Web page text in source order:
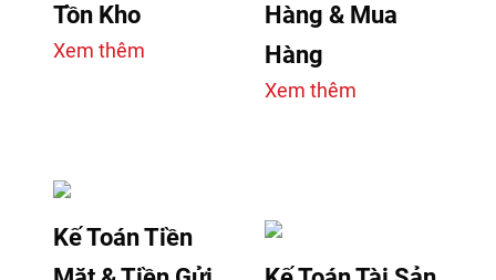
Tồn Kho
Xem thêm
Kế Toán Tiền
Hàng & Mua
Hàng
Xem thêm